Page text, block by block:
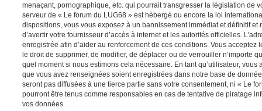
menaçant, pornographique, etc. qui pourrait transgresser la législation de
serveur de « Le forum du LUG68 » est hébergé ou encore la loi
dispositions, vous vous exposez à un bannissement immédiat et définitif et
d’avertir votre fournisseur d’accès à internet et les autorités officielles.
enregistrée afin d’aider au renforcement de ces conditions. Vous acceptez
le droit de supprimer, de modifier, de déplacer ou de verrouiller n’importe
quel moment si nous estimons cela nécessaire. En tant qu’utilisateur,
que vous avez renseignées soient enregistrées dans notre base de
seront pas diffusées à une tierce partie sans votre consentement, ni « Le
pourront être tenus comme responsables en cas de tentative de piratage
vos données.